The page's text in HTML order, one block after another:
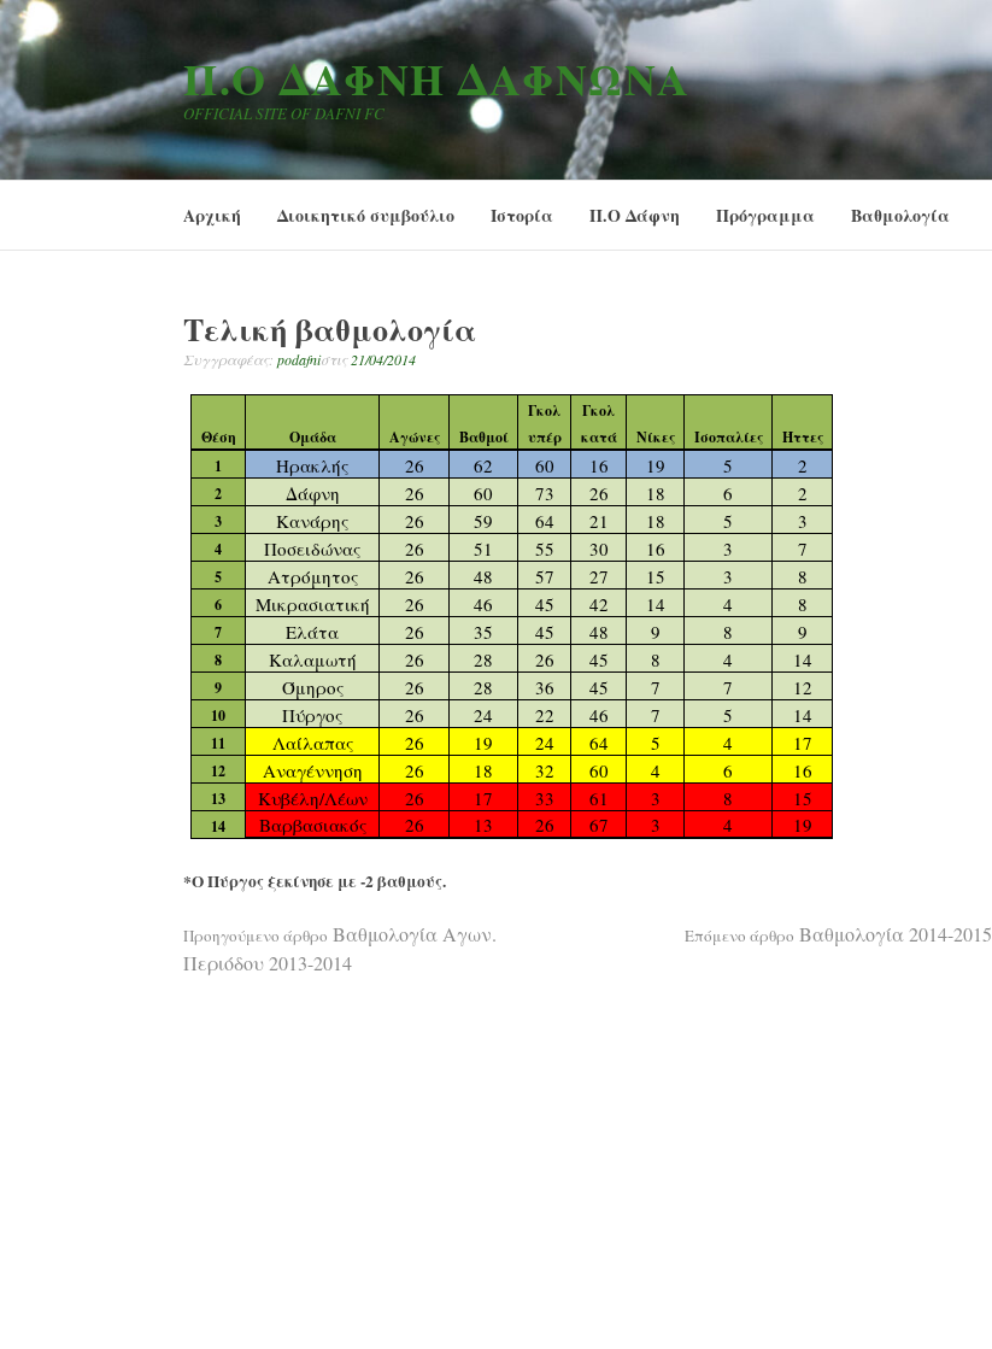
Μετάβαση
στο
περιεχόμενο
Π.Ο ΔΆΦΝΗ ΔΑΦΝΏΝΑ
OFFICIAL SITE OF DAFNI FC
Αρχική Διοικητικό συμβούλιο Ιστορία Π.Ο Δάφνη Πρόγραμμα Βαθμολογία
Τελική βαθμολογία
Συγγραφέας: podafniστις21/04/2014
Θέση Ομάδα Αγώνες Βαθμοί
Γκολ
υπέρ
Γκολ
κατά
Νίκες Ισοπαλίες
Ήττες
1
Ηρακλής 26 62 60 16 19 5 2
2 Δάφνη 26 60 73 26 18 6 2
3 Κανάρης 26 59 64 21 18 5 3
4 Ποσειδώνας 26 51 55 30 16 3 7
5 Ατρόμητος 26 48 57 27 15 3 8
6 Μικρασιατική 26 46 45 42 14 4 8
7 Ελάτα 26 35 45 48 9 8 9
8 Καλαμωτή 26 28 26 45 8 4 14
9 Όμηρος 26 28 36 45 7 7 12
10 Πύργος 26 24 22 46 7 5 14
11 Λαίλαπας 26 19 24 64 5 4 17
12 Αναγέννηση 26 18 32 60 4 6 16
13 Κυβέλη/Λέων 26 17 33 61 3 8 15
14 Βαρβασιακός 26 13 26 67 3 4 19
*Ο Πύργος ξεκίνησε με -2 βαθμούς.
Διαβάστε
Προηγούμενο άρθρο Βαθμολογία Αγων.
Περιόδου 2013-2014
Επόμενο άρθρο Βαθμολογία 2014-2015